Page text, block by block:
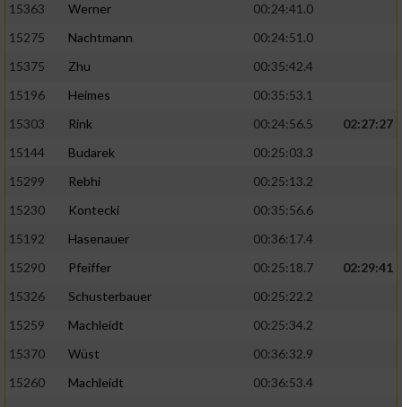
15363
Werner
00:24:41.0
15275
Nachtmann
00:24:51.0
15375
Zhu
00:35:42.4
15196
Heimes
00:35:53.1
15303
Rink 00:24:56.5
02:27:27
15144
Budarek
00:25:03.3
15299
Rebhi
00:25:13.2
15230
Kontecki
00:35:56.6
15192
Hasenauer
00:36:17.4
15290
Pfeiffer 00:25:18.7
02:29:41
15326
Schusterbauer
00:25:22.2
15259
Machleidt
00:25:34.2
15370
Wüst
00:36:32.9
15260
Machleidt
00:36:53.4